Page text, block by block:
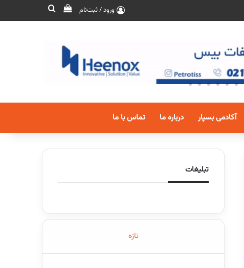
ورود / ثبت‌نام
آکادمی بسپار درباره ما تماس با ما
تبلیغات
تازه